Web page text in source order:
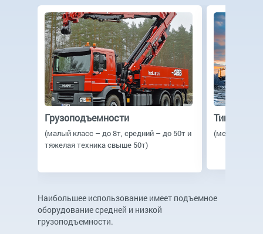
Грузоподъемности
(малый класс – до 8т, средний – до 50т и
тяжелая техника свыше 50т)
Типу
(механика,
Наибольшее использование имеет подъемное
оборудование средней и низкой
грузоподъемности.